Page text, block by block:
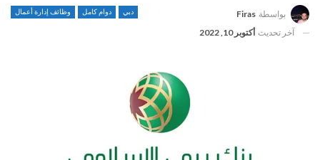
دبي دوام كامل وظائف إدارة أعمال بواسطة Firas
آخر تحديث أكتوبر 10, 2022